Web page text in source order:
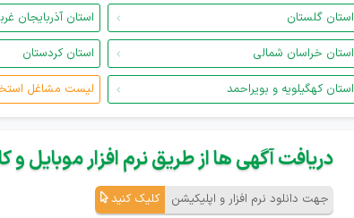
استان گلستان
استان آذربایجان
استان خراسان شمالی
استان کردستان
استان کهگیلویه و بویراحمد لیست مشاغل
دریافت آگهی ها از طریق نرم افزار موبایل و
جهت دانلود نرم افزار و اپلیکیشن کلیک کنید